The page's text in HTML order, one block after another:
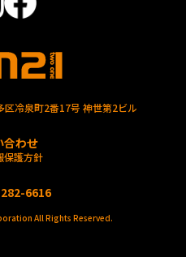
冷泉町2番17号 神世第2ビル
合わせ
保護方針
6616
All Rights Reserved.